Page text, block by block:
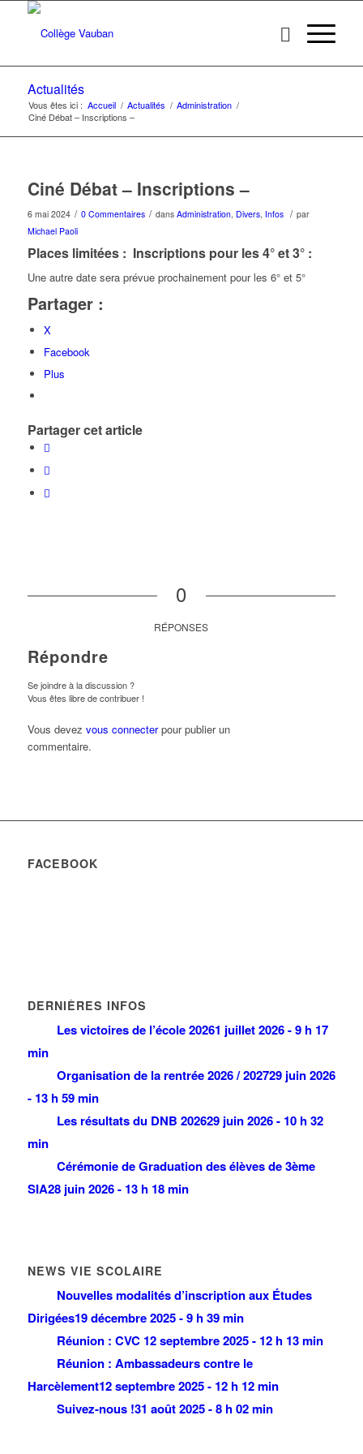
Actualités
Vous êtes ici : Accueil / Actualités / Administration /
Ciné Débat – Inscriptions –
Ciné Débat – Inscriptions –
6 mai 2024 / 0 Commentaires / dans Administration, Divers, Infos / par
Michael Paoli
Places limitées : Inscriptions pour les 4° et 3° :
Une autre date sera prévue prochainement pour les 6° et 5°
Partager :
X
Facebook
Plus
Partager cet article
0
RÉPONSES
Répondre
Se joindre à la discussion ?
Vous êtes libre de contribuer !
Vous devez vous connecterpour publier un
commentaire.
FACEBOOK
DERNIÈRES INFOS
Les victoires de l’école 20261 juillet 2026 - 9 h 17
min
Organisation de la rentrée 2026 / 202729 juin 2026
- 13 h 59 min
Les résultats du DNB 202629 juin 2026 - 10 h 32
min
Cérémonie de Graduation des élèves de 3ème
SIA28 juin 2026 - 13 h 18 min
NEWS VIE SCOLAIRE
Nouvelles modalités d’inscription aux Études
Dirigées19 décembre 2025 - 9 h 39 min
Réunion : CVC 12 septembre 2025 - 12 h 13 min
Réunion : Ambassadeurs contre le
Harcèlement12 septembre 2025 - 12 h 12 min
Suivez-nous !31 août 2025 - 8 h 02 min